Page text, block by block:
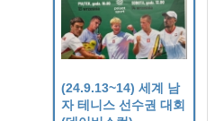
(24.9.13~14) 세계 남
자 테니스 선수권 대회